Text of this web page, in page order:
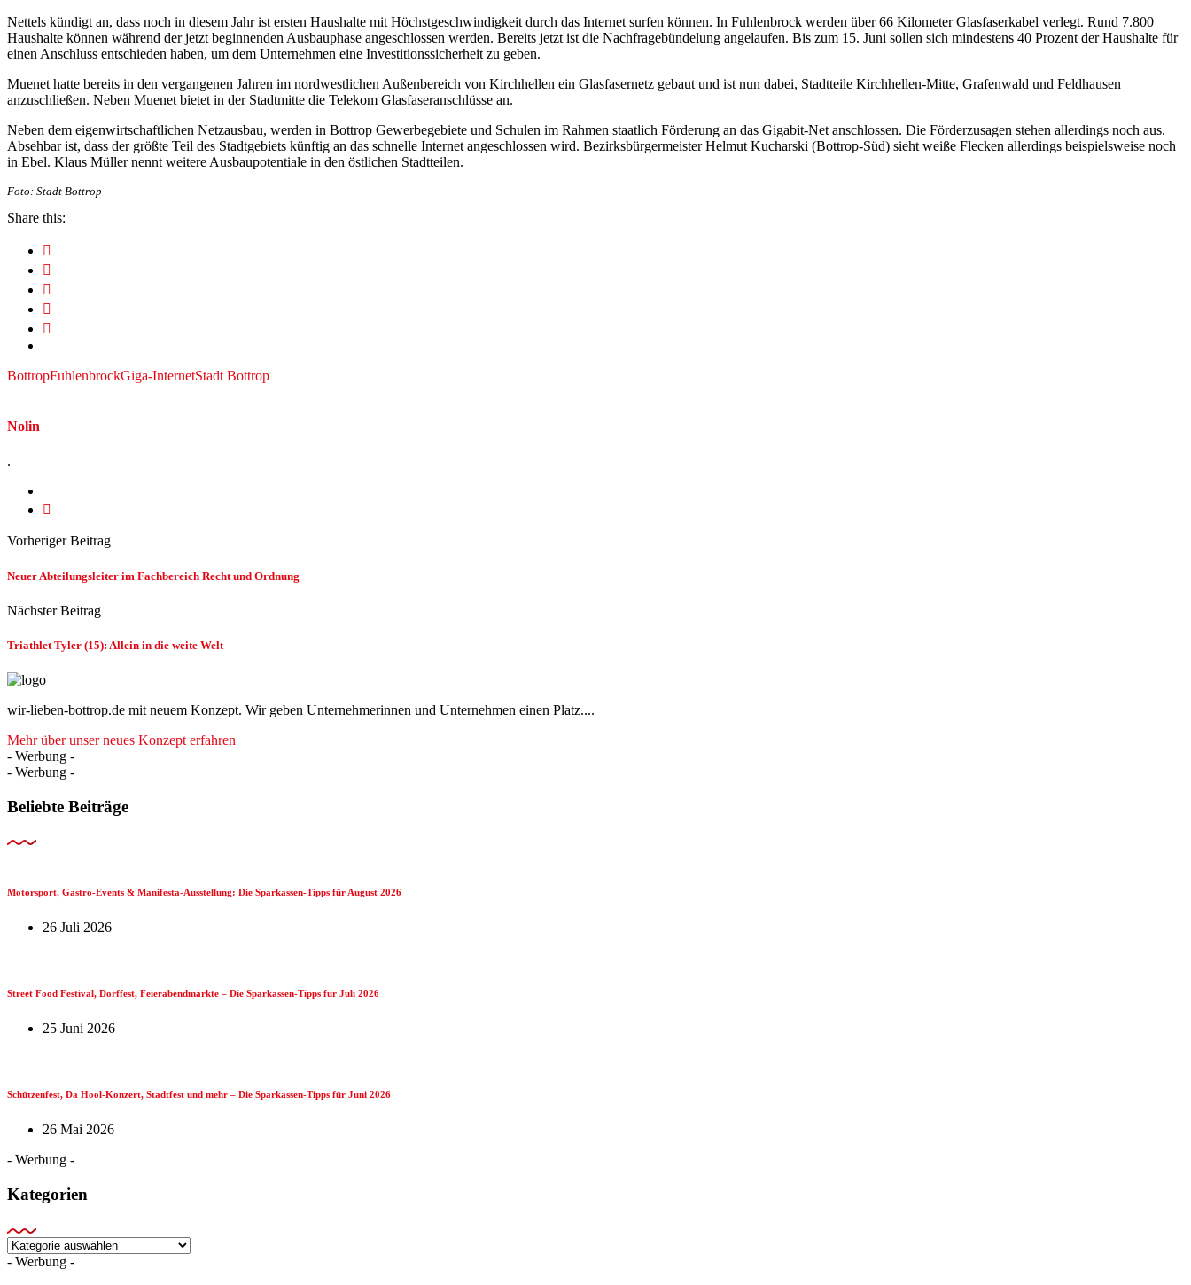
Nettels kündigt an, dass noch in diesem Jahr ist ersten Haushalte mit Höchstgeschwindigkeit durch das Internet surfen können. In Fuhlenbrock werden über 66 Kilometer Glasfaserkabel verlegt. Rund 7.800
Haushalte können während der jetzt beginnenden Ausbauphase angeschlossen werden. Bereits jetzt ist die Nachfragebündelung angelaufen. Bis zum 15. Juni sollen sich mindestens 40 Prozent der Haushalte für
einen Anschluss entschieden haben, um dem Unternehmen eine Investitionssicherheit zu geben.
Muenet hatte bereits in den vergangenen Jahren im nordwestlichen Außenbereich von Kirchhellen ein Glasfasernetz gebaut und ist nun dabei, Stadtteile Kirchhellen-Mitte, Grafenwald und Feldhausen
anzuschließen. Neben Muenet bietet in der Stadtmitte die Telekom Glasfaseranschlüsse an.
Neben dem eigenwirtschaftlichen Netzausbau, werden in Bottrop Gewerbegebiete und Schulen im Rahmen staatlich Förderung an das Gigabit-Net anschlossen. Die Förderzusagen stehen allerdings noch aus.
Absehbar ist, dass der größte Teil des Stadtgebiets künftig an das schnelle Internet angeschlossen wird. Bezirksbürgermeister Helmut Kucharski (Bottrop-Süd) sieht weiße Flecken allerdings beispielsweise noch
in Ebel. Klaus Müller nennt weitere Ausbaupotentiale in den östlichen Stadtteilen.
Foto: Stadt Bottrop
Share this:
BottropFuhlenbrockGiga-InternetStadt Bottrop
Nolin
.
Vorheriger Beitrag
Neuer Abteilungsleiter im Fachbereich Recht und Ordnung
Nächster Beitrag
Triathlet Tyler (15): Allein in die weite Welt
wir-lieben-bottrop.de mit neuem Konzept. Wir geben Unternehmerinnen und Unternehmen einen Platz....
Mehr über unser neues Konzept erfahren
- Werbung -
- Werbung -
Beliebte Beiträge
Motorsport, Gastro-Events & Manifesta-Ausstellung: Die Sparkassen-Tipps für August 2026
26 Juli 2026
Street Food Festival, Dorffest, Feierabendmärkte – Die Sparkassen-Tipps für Juli 2026
25 Juni 2026
Schützenfest, Da Hool-Konzert, Stadtfest und mehr – Die Sparkassen-Tipps für Juni 2026
26 Mai 2026
- Werbung -
Kategorien
Kategorien
- Werbung -